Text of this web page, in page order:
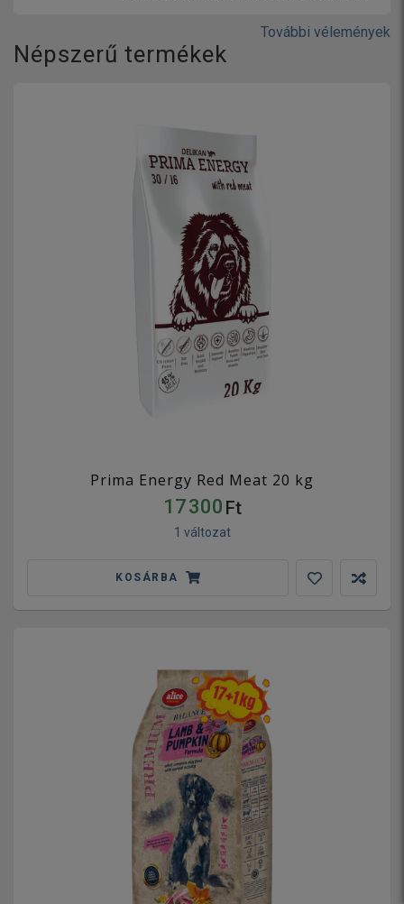
További vélemények
Népszerű termékek
Prima Energy Red Meat 20 kg
17 300 Ft
1 változat
KOSÁRBA